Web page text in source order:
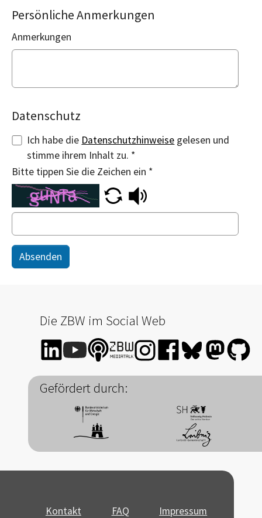
Persönliche Anmerkungen
Anmerkungen
Datenschutz
Ich habe die Datenschutzhinweise gelesen und
stimme ihrem Inhalt zu. *
Bitte tippen Sie die Zeichen ein *
Absenden
Die ZBW im Social Web
Gefördert durch:
Kontakt FAQ Impressum